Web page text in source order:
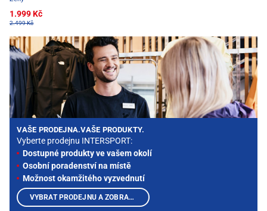
1.999 Kč
2.499 Kč
VAŠE PRODEJNA.VAŠE PRODUKTY.
Vyberte prodejnu INTERSPORT:
Dostupné produkty ve vašem okolí
Osobní poradenství na místě
Možnost okamžitého vyzvednutí
VYBRAT PRODEJNU A ZOBRAZIT PRODUKTY